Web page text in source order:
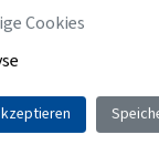
Cookies